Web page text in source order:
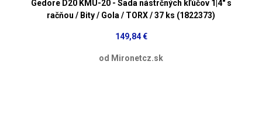
Gedore D20 KMU-20 - Sada nástrčných kľúčov 1|4" s
račňou / Bity / Gola / TORX / 37 ks (1822373)
149,84 €
od Mironetcz.sk